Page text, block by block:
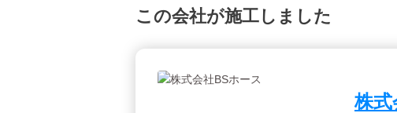
この会社が施工しました
株式